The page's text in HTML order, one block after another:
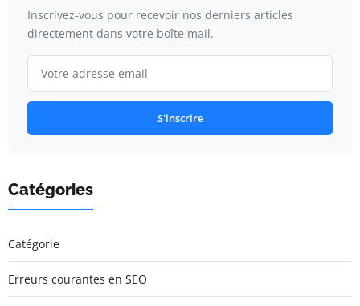
Inscrivez-vous pour recevoir nos derniers articles
directement dans votre boîte mail.
S'inscrire
Catégories
Catégorie
Erreurs courantes en SEO